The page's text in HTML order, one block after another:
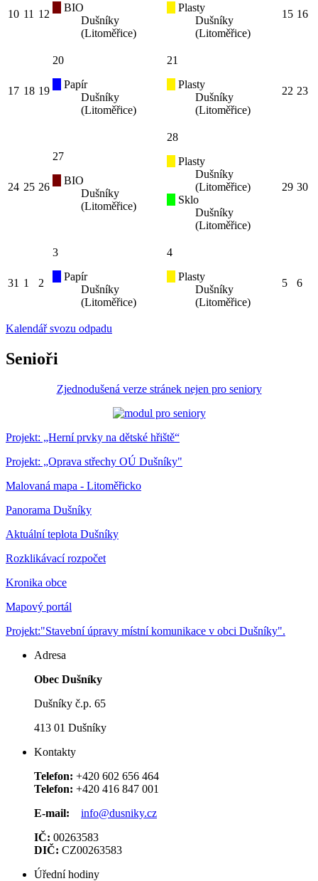
10 11 12
BIO
Dušníky
(Litoměřice)
Plasty
Dušníky
(Litoměřice)
15 16
17 18 19
20
Papír
Dušníky
(Litoměřice)
21
Plasty
Dušníky
(Litoměřice)
22 23
24 25 26
27
BIO
Dušníky
(Litoměřice)
28
Plasty
Dušníky
(Litoměřice)
Sklo
Dušníky
(Litoměřice)
29 30
31 1 2
3
Papír
Dušníky
(Litoměřice)
4
Plasty
Dušníky
(Litoměřice)
5 6
Kalendář svozu odpadu
Senioři
Zjednodušená verze stránek nejen pro seniory
Projekt: „Herní prvky na dětské hřiště“
Projekt: „Oprava střechy OÚ Dušníky"
Malovaná mapa - Litoměřicko
Panorama Dušníky
Aktuální teplota Dušníky
Rozklikávací rozpočet
Kronika obce
Mapový portál
Projekt:"Stavební úpravy místní komunikace v obci Dušníky".
Adresa
Obec Dušníky
Dušníky č.p. 65
413 01 Dušníky
Kontakty
Telefon: +420 602 656 464
Telefon: +420 416 847 001
E-mail:
info@dusniky.cz
IČ: 00263583
DIČ: CZ00263583
Úřední hodiny